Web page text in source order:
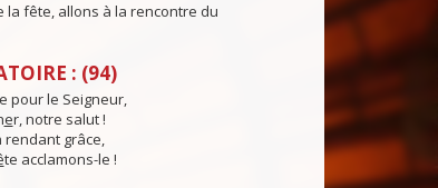
la fête, allons à la rencontre du
: (94)
pour le Seigneur,
er, notre salut !
rendant grâce,
te acclamons-le !